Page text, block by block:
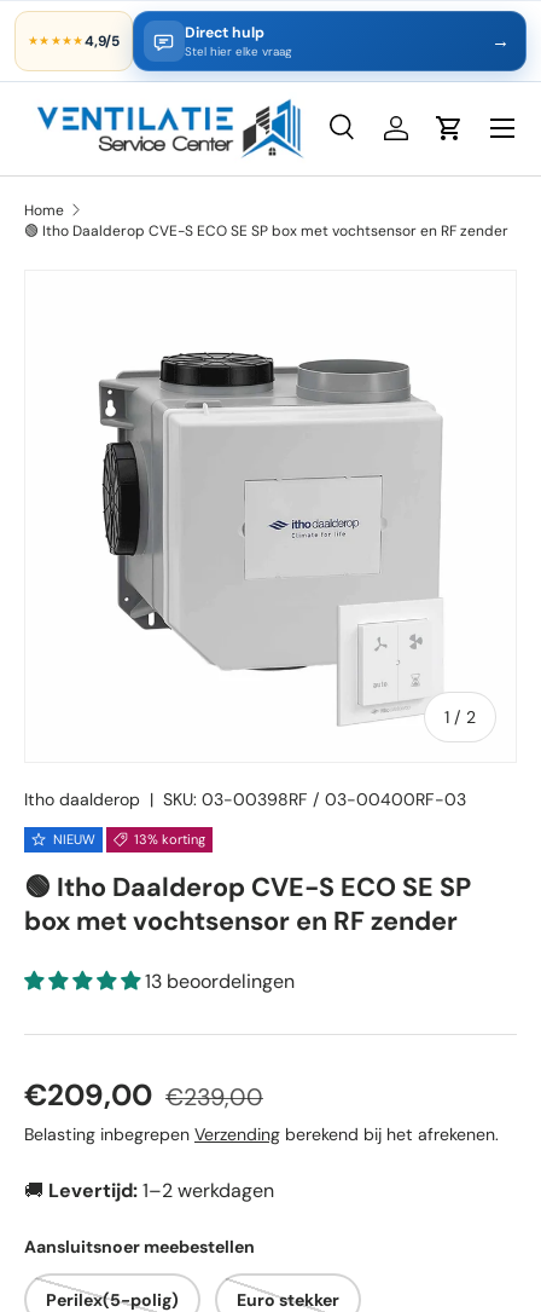
Ga naar inhoud
★★★★★4,9/5 Direct hulp
Stel hier elke vraag →
Zoeken
Productsoort
ZoekenInloggen
Home
🟢 Itho Daalderop CVE-S ECO SE SP box met vochtsensor en RF zender
1 / van
2
Itho daalderop | SKU: 03-00398RF / 03-00400RF-03
NIEUW 13% korting
🟢 Itho Daalderop CVE-S ECO SE SP
box met vochtsensor en RF zender
13 beoordelingen
Verkoopprijs
€209,00 Reguliere prijs
€239,00
Belasting inbegrepen Verzending berekend bij het afrekenen.
🚚 Levertijd:1–2 werkdagen
Aansluitsnoer meebestellen
Perilex(5-polig) Euro stekker